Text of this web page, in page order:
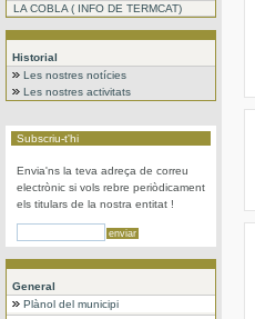
LA COBLA ( INFO DE TERMCAT)
Historial
Les nostres notícies
Les nostres activitats
Subscriu-t'hi
Envia'ns la teva adreça de correu
electrònic si vols rebre periòdicament
els titulars de la nostra entitat !
General
Plànol del municipi